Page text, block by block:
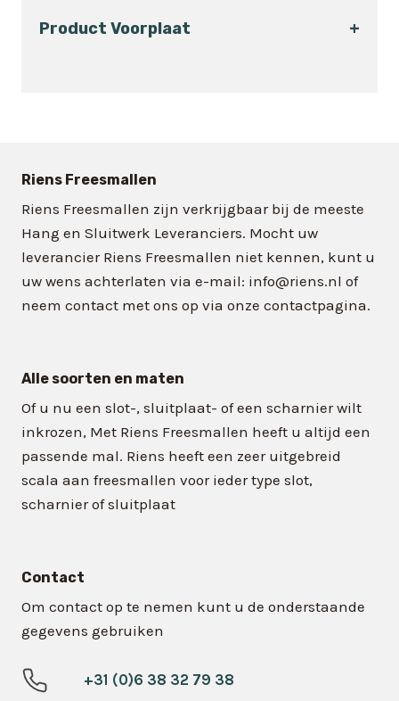
worden
Product Voorplaat +
Riens Freesmallen
Riens Freesmallen zijn verkrijgbaar bij de meeste
Hang en Sluitwerk Leveranciers. Mocht uw
leverancier Riens Freesmallen niet kennen, kunt u
uw wens achterlaten via e-mail: info@riens.nl of
neem contact met ons op via onze contactpagina.
Alle soorten en maten
Of u nu een slot-, sluitplaat- of een scharnier wilt
inkrozen, Met Riens Freesmallen heeft u altijd een
passende mal. Riens heeft een zeer uitgebreid
scala aan freesmallen voor ieder type slot,
scharnier of sluitplaat
Contact
Om contact op te nemen kunt u de onderstaande
gegevens gebruiken
+31 (0)6 38 32 79 38